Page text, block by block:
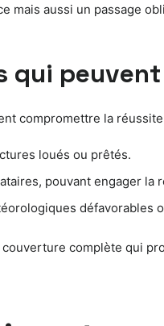
mais aussi un passage
compromettre la
loués ou prêtés.
pouvant engager la
défavorables
complète qui